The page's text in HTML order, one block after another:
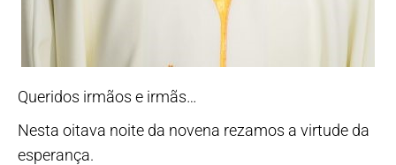
Queridos irmãos e irmãs…
Nesta oitava noite da novena rezamos a virtude da
esperança.